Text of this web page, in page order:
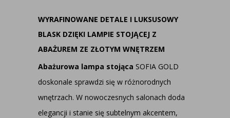
WYRAFINOWANE DETALE I LUKSUSOWY
BLASK DZIĘKI LAMPIE STOJĄCEJ Z
ABAŻUREM ZE ZŁOTYM WNĘTRZEM
Abażurowa lampa stojąca SOFIA GOLD
doskonale sprawdzi się w różnorodnych
wnętrzach. W nowoczesnych salonach doda
elegancji i stanie się subtelnym akcentem,